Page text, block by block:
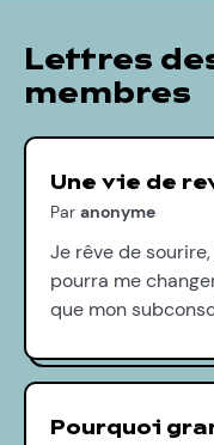
Lettres
membres
Une vie de
Par anonyme
Je rêve de
pourra me
que mon
Pourquoi